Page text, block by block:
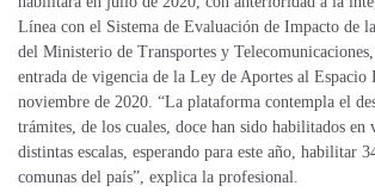
Línea con el Sistema de Evaluación de Impacto de
del Ministerio de Transportes y
entrada de vigencia de la Ley de Aportes al Espacio
noviembre de 2020. “La plataforma contempla el
trámites, de los cuales, doce han sido habilitados en
distintas escalas, esperando para este año, habilitar
comunas del país”, explica la profesional.